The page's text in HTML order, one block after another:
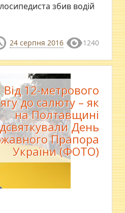
збив водій
24 серпня 2016 1240
Від 12-метрового
до салюту – як
на Полтавщині
День
Прапора
України (ФОТО)